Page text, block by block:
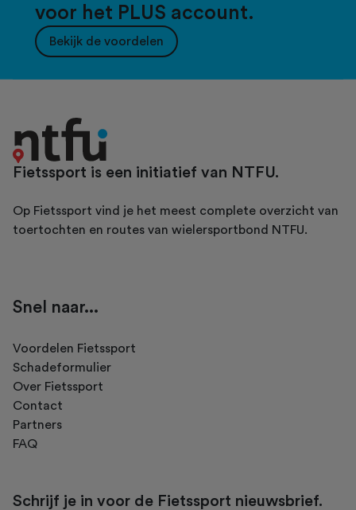
voor het PLUS account.
Bekijk de voordelen
Fietssport is een initiatief van NTFU.
Op Fietssport vind je het meest complete overzicht van
toertochten en routes van wielersportbond NTFU.
Snel naar...
Voordelen Fietssport
Schadeformulier
Over Fietssport
Contact
Partners
FAQ
Schrijf je in voor de Fietssport nieuwsbrief.